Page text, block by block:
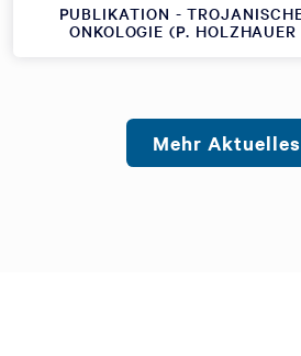
PUBLIKATION -
ONKOLOGIE (P.
Mehr Aktuelles